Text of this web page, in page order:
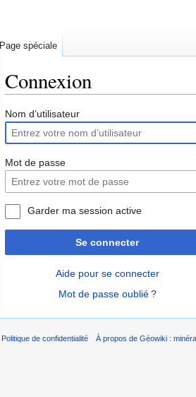
Connexion
Nom d’utilisateur
Mot de passe
Garder ma session active
Se connecter
Aide pour se connecter
Mot de passe oublié ?
Page spéciale
Politique de confidentialité À propos de Géowiki :